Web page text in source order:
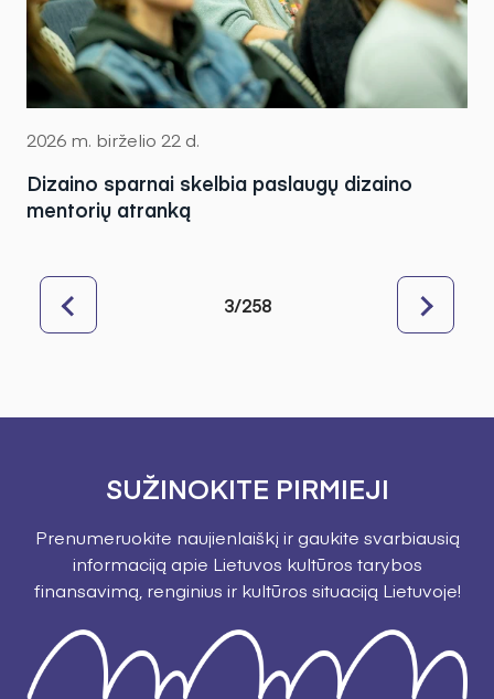
2026 m. birželio 22 d.
Dizaino sparnai skelbia paslaugų dizaino
mentorių atranką
3/258
SUŽINOKITE PIRMIEJI
Prenumeruokite naujienlaiškį ir gaukite svarbiausią
informaciją apie Lietuvos kultūros tarybos
finansavimą, renginius ir kultūros situaciją Lietuvoje!